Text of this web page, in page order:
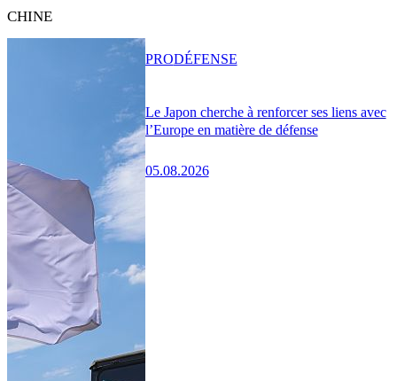
CHINE
Le Japon cherche à renforcer ses liens avec
l’Europe en matière de défense
05.08.2026
PRODÉFENSE